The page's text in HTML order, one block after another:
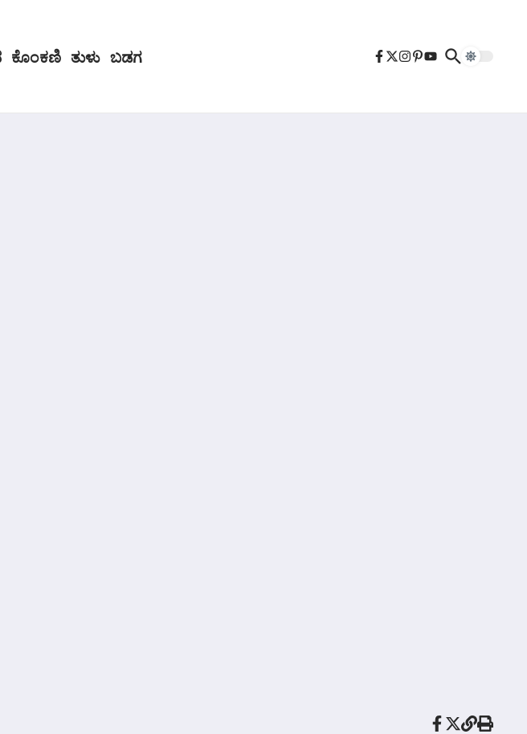
ಕೊಂಕಣಿ ತುಳು ಬಡಗ